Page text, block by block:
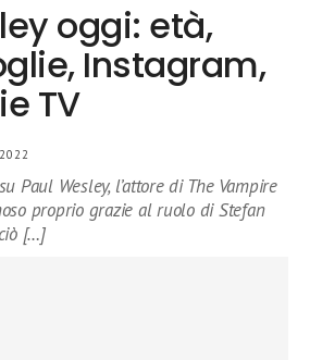
oggi: età,
Instagram,
TV
Paul Wesley, l’attore di The Vampire
proprio grazie al ruolo di Stefan
[…]